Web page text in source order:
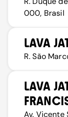
000, Brasil
LAVA
R. São
LAVA
Av. Vicente